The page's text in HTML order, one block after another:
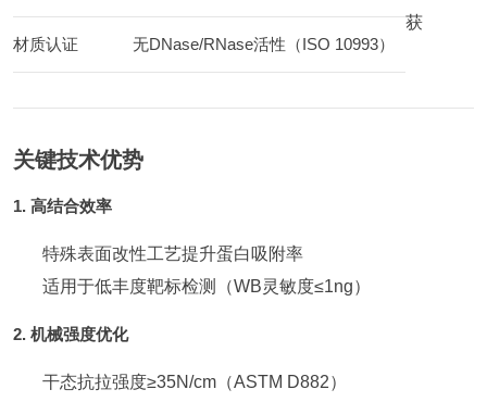
材质认证 无DNase/RNase活性（ISO 10993）
获
关键技术优势
1. 高结合效率
特殊表面改性工艺提升蛋白吸附率
适用于低丰度靶标检测（WB灵敏度≤1ng）
2. 机械强度优化
干态抗拉强度≥35N/cm（ASTM D882）